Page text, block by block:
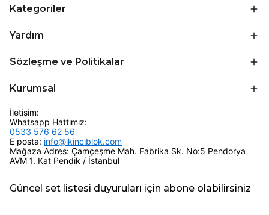
Kategoriler
Yardım
Sözleşme ve Politikalar
Kurumsal
İletişim:
Whatsapp Hattımız:
0533 576 62 56
E posta: info@ikinciblok.com
Mağaza Adres: Çamçeşme Mah. Fabrika Sk. No:5 Pendorya
AVM 1. Kat Pendik / İstanbul
Güncel set listesi duyuruları için abone olabilirsiniz